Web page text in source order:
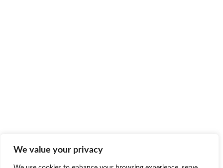
We value your privacy